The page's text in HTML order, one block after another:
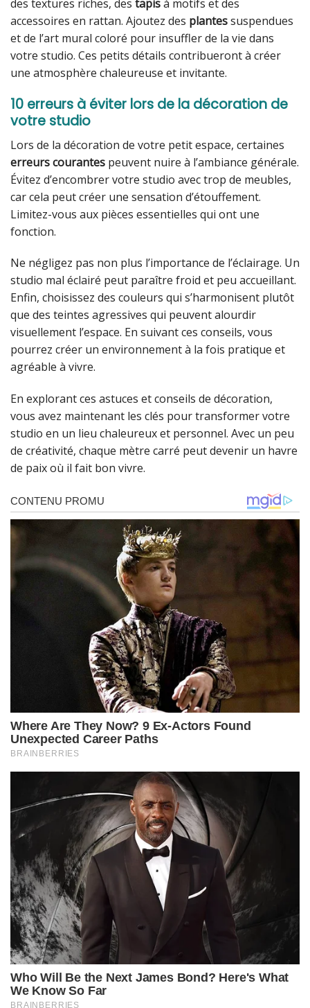
des textures riches, des tapisà motifs et des
accessoires en rattan. Ajoutez des plantessuspendues
et de l’art mural coloré pour insuffler de la vie dans
votre studio. Ces petits détails contribueront à créer
une atmosphère chaleureuse et invitante.
10 erreurs à éviter lors de la décoration de
votre studio
Lors de la décoration de votre petit espace, certaines
erreurs courantes peuvent nuire à l’ambiance générale.
Évitez d’encombrer votre studio avec trop de meubles,
car cela peut créer une sensation d’étouffement.
Limitez-vous aux pièces essentielles qui ont une
fonction.
Ne négligez pas non plus l’importance de l’éclairage. Un
studio mal éclairé peut paraître froid et peu accueillant.
Enfin, choisissez des couleurs qui s’harmonisent plutôt
que des teintes agressives qui peuvent alourdir
visuellement l’espace. En suivant ces conseils, vous
pourrez créer un environnement à la fois pratique et
agréable à vivre.
En explorant ces astuces et conseils de décoration,
vous avez maintenant les clés pour transformer votre
studio en un lieu chaleureux et personnel. Avec un peu
de créativité, chaque mètre carré peut devenir un havre
de paix où il fait bon vivre.